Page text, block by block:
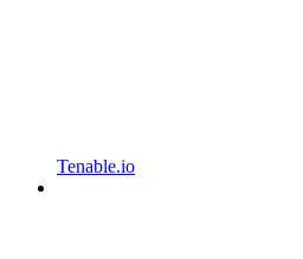
Tenable.io